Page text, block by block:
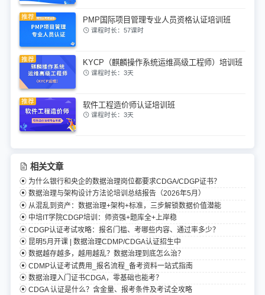
PMP国际项目管理专业人员资格认证培训班
课程时长：57课时
KYCP（麒麟操作系统运维高级工程师）培训班
课程时长：3天
软件工程造价师认证培训班
课程时长：3天
相关文章
为什么银行和央企的数据治理岗位都要求CDGA/CDGP证书？
数据治理与架构设计方法论培训总结报告（2026年5月）
从混乱到资产：数据治理+架构+标准，三步解锁数据价值潜能
中培IT学院CDGP培训：师资强+题库全+上岸稳
CDGP认证考试攻略：报名门槛、考哪些内容、通过率多少？
昆明5月开课 | 数据治理CDMP/CDGA认证招生中
数据越存越多，越用越乱？数据治理到底怎么治？
CDMP认证考试费用_报名流程_备考资料一站式指南
数据治理入门证书CDGA，零基础也能考？
CDGA 认证是什么？含金量、报考条件及考试全攻略